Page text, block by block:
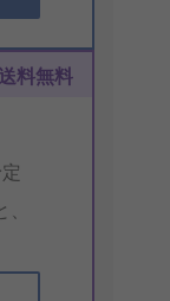
料無料